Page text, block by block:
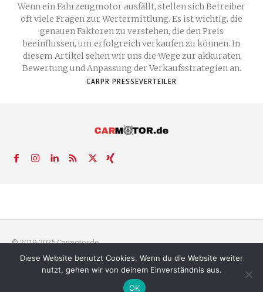
Wenn ein Fahrzeugmotor ausfällt, stellen sich Betreiber
oft viele Fragen zur Wertermittlung. Es ist wichtig, die
genauen Faktoren zu verstehen, die den Preis
beeinflussen, um erfolgreich verkaufen zu können. In
diesem Artikel sehen wir uns die Wege zur akkuraten
Bewertung und Anpassung der Verkaufsstrategien an.
CARPR PRESSEVERTEILER
© 2019-2025 Carmotor.de
AGB Datenschutzerklärung FAQ Kontakt Impressum
News
Pressemitteilung veröffentlichen
Diese Website benutzt Cookies. Wenn du die Website weiter
nutzt, gehen wir von deinem Einverständnis aus.
OK